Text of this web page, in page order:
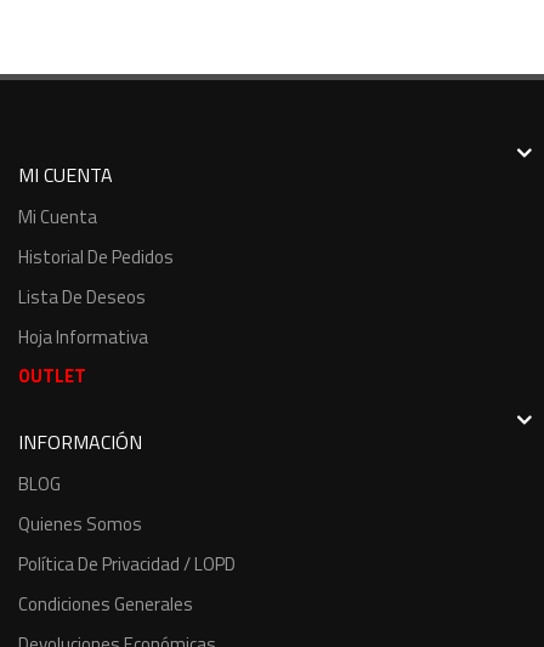
MI CUENTA
Mi Cuenta
Historial De Pedidos
Lista De Deseos
Hoja Informativa
OUTLET
INFORMACIÓN
BLOG
Quienes Somos
Política De Privacidad / LOPD
Condiciones Generales